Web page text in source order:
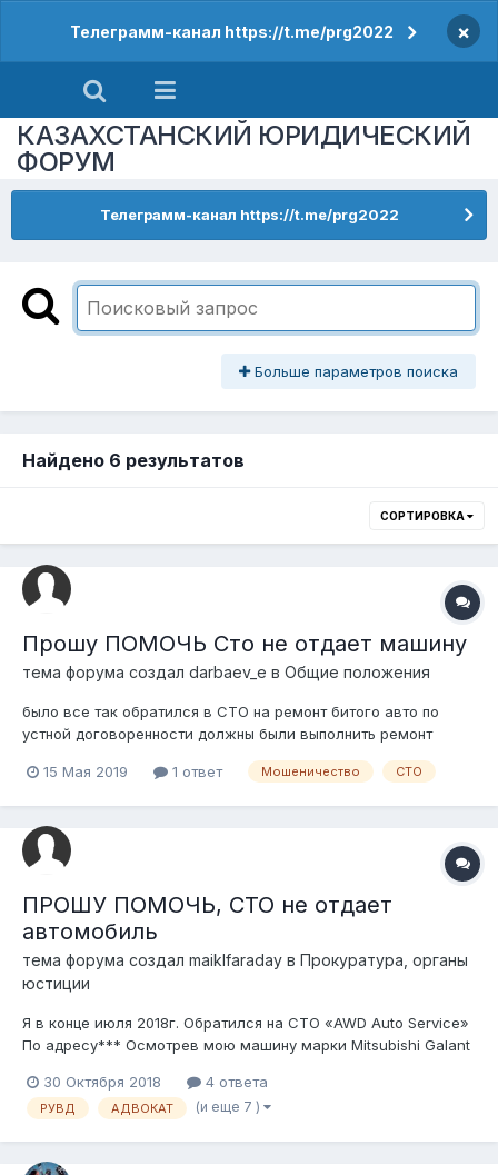
Телеграмм-канал https://t.me/prg2022 ×
КАЗАХСТАНСКИЙ ЮРИДИЧЕСКИЙ
ФОРУМ
Телеграмм-канал https://t.me/prg2022
Больше параметров поиска
Найдено 6 результатов
СОРТИРОВКА
Прошу ПОМОЧЬ Сто не отдает машину
тема форума создал darbaev_e в Общие положения
было все так обратился в СТО на ремонт битого авто по
устной договоренности должны были выполнить ремонт
телевизор, и запчасти по кузову привез я они поменяли и
выдавать машину и снижать с...
15 Мая 2019 1 ответ Мошеничество СТО
ПРОШУ ПОМОЧЬ, СТО не отдает
автомобиль
тема форума создал maiklfaraday в Прокуратура, органы
юстиции
Я в конце июля 2018г. Обратился на СТО «AWD Auto Service»
По адресу*** Осмотрев мою машину марки Mitsubishi Galant
ремонт, при этом взяв ключи и техпаспорт, якобы для
страховки при проверке со стороны правоохранительных
30 Октября 2018 4 ответа
РУВД АДВОКАТ (и еще 7 )